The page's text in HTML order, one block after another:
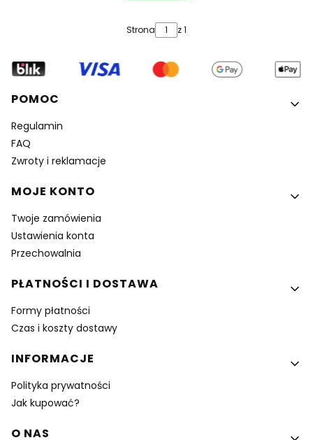
Strona z 1
Linki w stopce
POMOC
Regulamin
FAQ
Zwroty i reklamacje
MOJE KONTO
Twoje zamówienia
Ustawienia konta
Przechowalnia
PŁATNOŚCI I DOSTAWA
Formy płatności
Czas i koszty dostawy
INFORMACJE
Polityka prywatności
Jak kupować?
O NAS